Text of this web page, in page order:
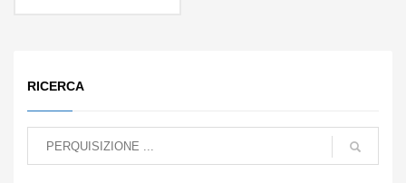
RICERCA